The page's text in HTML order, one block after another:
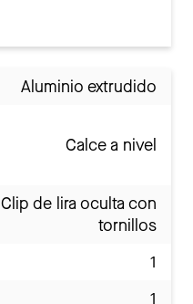
Aluminio extrudido
Calce a nivel
Clip de lira oculta con
tornillos
1
1